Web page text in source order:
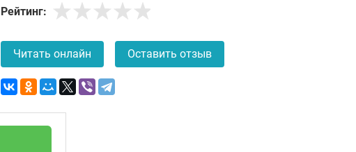
Рейтинг:
Читать онлайн Оставить отзыв